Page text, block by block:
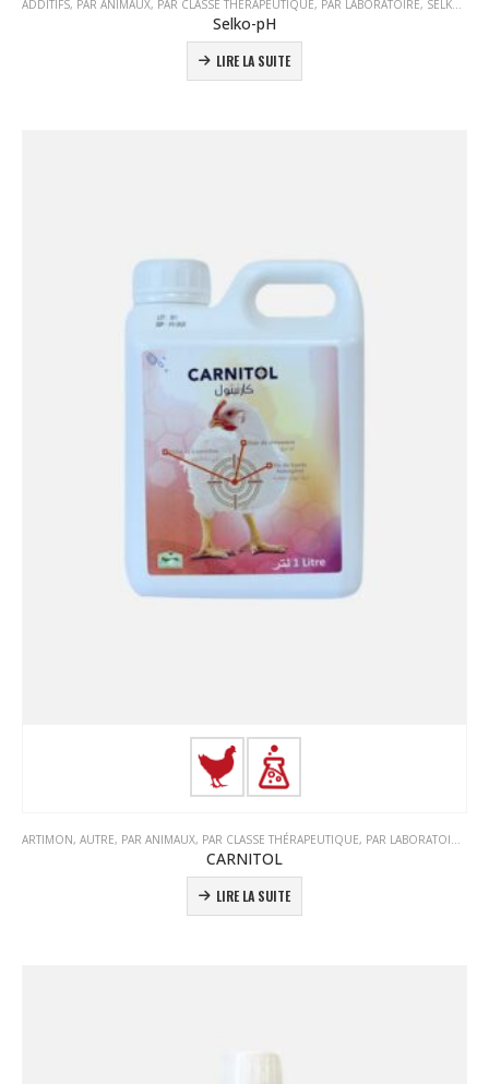
ADDITIFS, PAR ANIMAUX, PAR CLASSE THÉRAPEUTIQUE, PAR LABORATOIRE, SELKO
Selko-pH
LIRE LA SUITE
ARTIMON, AUTRE, PAR ANIMAUX, PAR CLASSE THÉRAPEUTIQUE, PAR LABORATOIRE
CARNITOL
LIRE LA SUITE